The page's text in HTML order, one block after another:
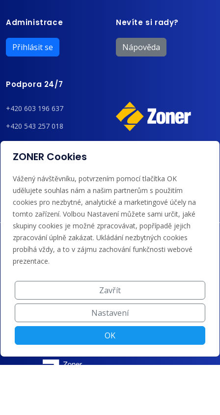
Administrace
Přihlásit se
Nevíte si rady?
Nápověda
Podpora 24/7
+420 603 196 637
+420 543 257 018
admin@regzone.cz
Akceptujeme platby kartou, Google/Apple Pay,
bankovním převodem a kreditem.
ZONER Cookies
Vážený návštěvníku, potvrzením pomocí tlačítka OK
udělujete souhlas nám a našim partnerům s použitím
cookies pro nezbytné, analytické a marketingové účely na
tomto zařízení. Volbou Nastavení můžete sami určit, jaké
skupiny cookies je možné zpracovávat, popřípadě jejich
zpracování úplně zakázat. Ukládání nezbytných cookies
probíhá vždy, a to v zájmu zachování funkčnosti webové
prezentace.
Zavřít
Nastavení
OK